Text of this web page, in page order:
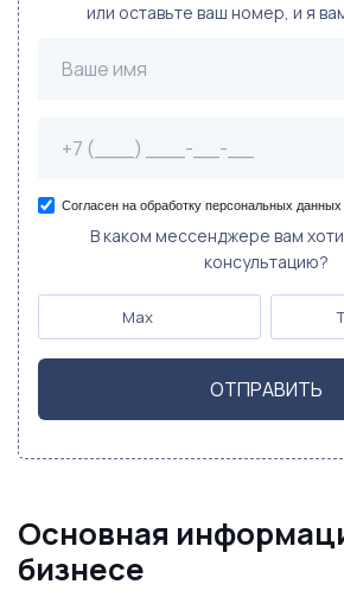
или оставьте ваш номер, и я
Согласен на обработку персональных данных
В каком мессенджере вам
консультацию?
Max
ОТПРАВИТЬ
Основная
бизнесе